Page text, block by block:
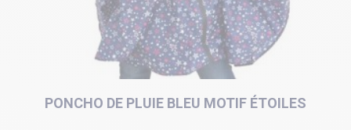
PONCHO DE PLUIE BLEU MOTIF ÉTOILES